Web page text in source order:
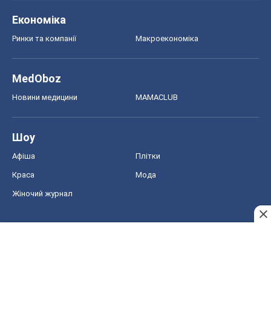
Економіка
Ринки та компанії Макроекономіка
MedOboz
Новини медицини MAMACLUB
Шоу
Афіша Плітки
Краса Мода
Жіночий журнал